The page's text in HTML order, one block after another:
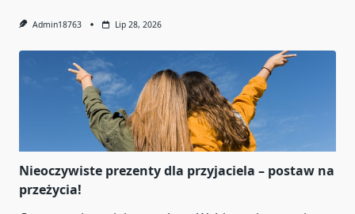
Admin18763 Lip 28, 2026
Nieoczywiste prezenty dla przyjaciela – postaw na
przeżycia!